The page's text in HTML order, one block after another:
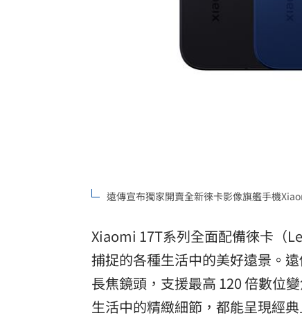
遠傳宣布獨家開賣全新徠卡影像旗艦手機
Xiaomi 17T系列全面配備徠卡（
捕捉的各種生活中的美好遠景。
長焦鏡頭，支援最高 120 倍數位
生活中的精緻細節，都能呈現經